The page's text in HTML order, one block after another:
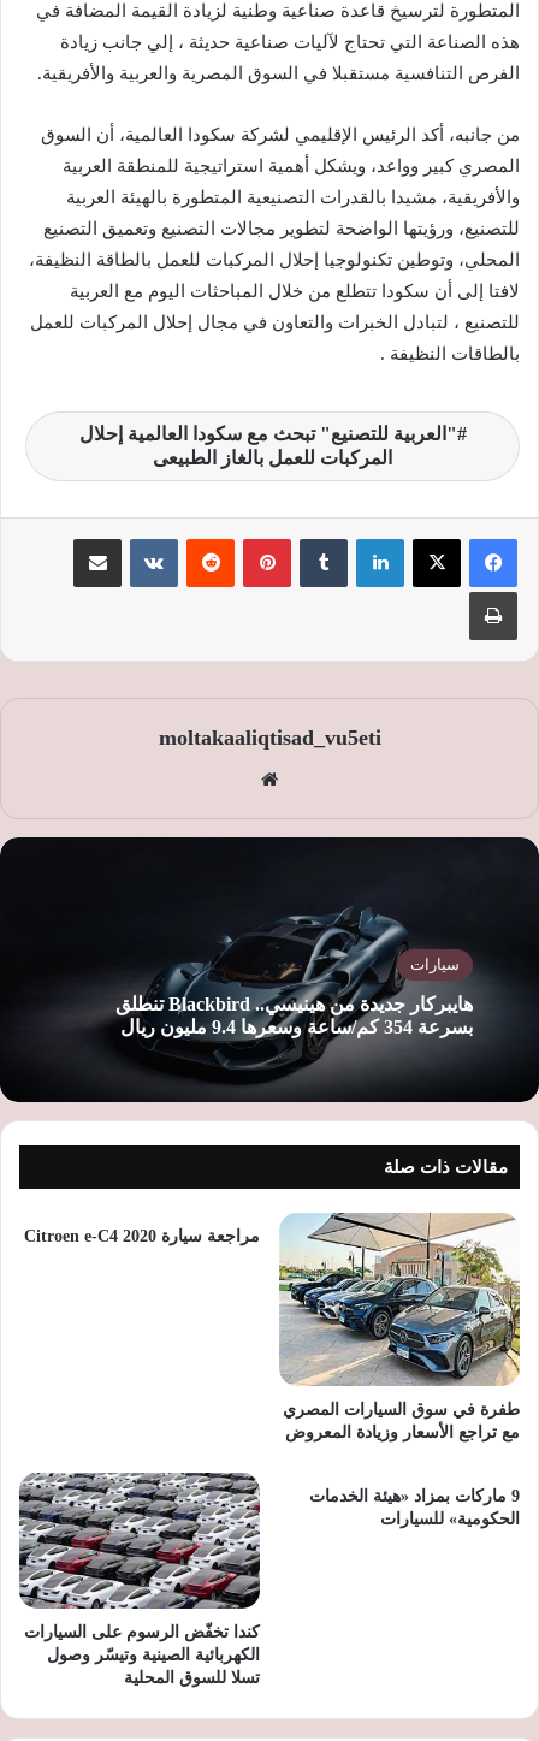
المتطورة لترسيخ قاعدة صناعية وطنية لزيادة القيمة المضافة في
هذه الصناعة التي تحتاج لآليات صناعية حديثة ، إلي جانب زيادة
الفرص التنافسية مستقبلا في السوق المصرية والعربية والأفريقية.
من جانبه، أكد الرئيس الإقليمي لشركة سكودا العالمية، أن السوق
المصري كبير وواعد، ويشكل أهمية استراتيجية للمنطقة العربية
والأفريقية، مشيدا بالقدرات التصنيعية المتطورة بالهيئة العربية
للتصنيع، ورؤيتها الواضحة لتطوير مجالات التصنيع وتعميق التصنيع
المحلي، وتوطين تكنولوجيا إحلال المركبات للعمل بالطاقة النظيفة،
لافتا إلى أن سكودا تتطلع من خلال المباحثات اليوم مع العربية
للتصنيع ، لتبادل الخبرات والتعاون في مجال إحلال المركبات للعمل
بالطاقات النظيفة .
"العربية للتصنيع" تبحث مع سكودا العالمية إحلال
المركبات للعمل بالغاز الطبيعى
لينكدإن بينتيريست
moltakaaliqtisad_vu5eti
الوي
سيارات
هايبركار جديدة من هينيسي.. Blackbird تنطلق
بسرعة 354 كم/ساعة وسعرها 9.4 مليون ريال
مقالات ذات صلة
طفرة في سوق السيارات المصري
مع تراجع الأسعار وزيادة المعروض
مراجعة سيارة Citroen e-C4 2020
9 ماركات بمزاد «هيئة الخدمات
الحكومية» للسيارات
كندا تخفّض الرسوم على السيارات
الكهربائية الصينية وتيسّر وصول
تسلا للسوق المحلية